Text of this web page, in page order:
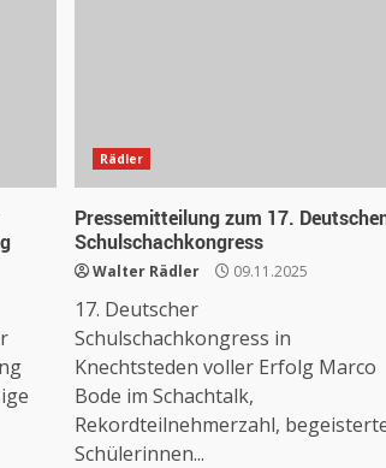
Rädler
Pressemitteilung zum 17.
Schulschachkongress
Walter Rädler 09.11.2025
17. Deutscher
Schulschachkongress in
Knechtsteden voller Erfolg Marco
Bode im Schachtalk,
Rekordteilnehmerzahl,
Schülerinnen...